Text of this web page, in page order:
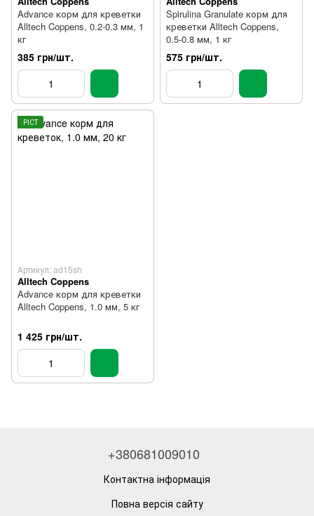
Advance корм для креветки
Alltech Coppens, 0.2-0.3 мм, 1
кг
385 грн/шт.
Spirulina Granulate корм для
креветки Alltech Coppens,
0.5-0.8 мм, 1 кг
575 грн/шт.
РІСТ
Артикул: ad15sh
Alltech Coppens
Advance корм для креветки
Alltech Coppens, 1.0 мм, 5 кг
1 425 грн/шт.
+380681009010
Контактна інформація
Повна версія сайту